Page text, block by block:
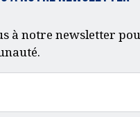
à notre newsletter